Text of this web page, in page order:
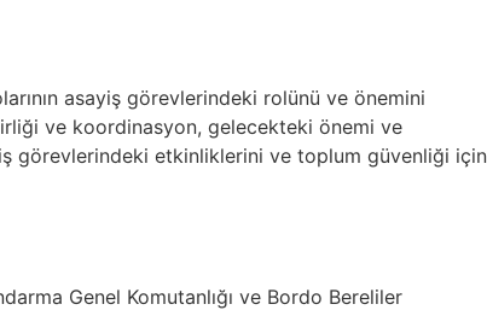
asayiş görevlerindeki rolünü ve önemini
ve koordinasyon, gelecekteki önemi ve
görevlerindeki etkinliklerini ve toplum güvenliği için
Genel Komutanlığı ve Bordo Bereliler